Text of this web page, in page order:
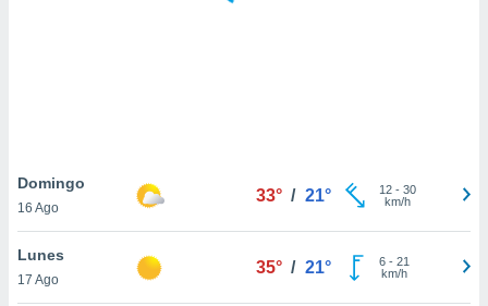
similares
como
sitio
Domingo
16 Ago
33° / 21° 12- 30
km/h
Lunes
17 Ago
35° / 21° 6- 21
km/h